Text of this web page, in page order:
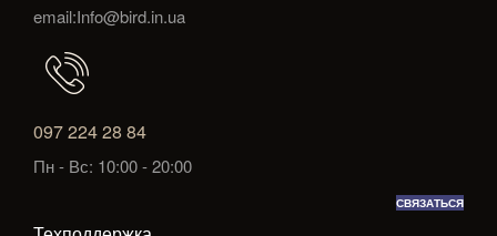
email:Info@bird.in.ua
097 224 28 84
Пн - Вс: 10:00 - 20:00
СВЯЗАТЬСЯ